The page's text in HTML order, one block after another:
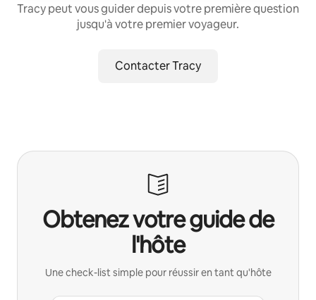
Tracy peut vous guider depuis votre première question
jusqu'à votre premier voyageur.
Contacter Tracy
Obtenez votre guide de
l'hôte
Une check-list simple pour réussir en tant qu'hôte